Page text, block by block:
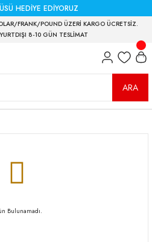
HEDİYE EDİYORUZ
FRANK/POUND ÜZERİ KARGO ÜCRETSİZ.
8-10 GÜN TESLİMAT
ARA
Bulunamadı.